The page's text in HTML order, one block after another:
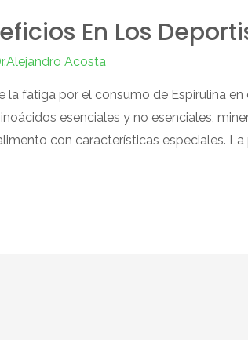
En Los
Acosta
fatiga por el consumo de Espirulina
esenciales y no esenciales,
con características especiales. La